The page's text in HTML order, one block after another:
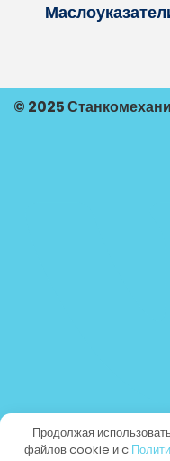
© 2025
Продолжая
файлов cookie и c